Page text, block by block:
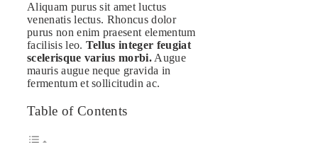
Aliquam purus sit amet luctus
venenatis lectus. Rhoncus dolor
purus non enim praesent elementum
facilisis leo. Tellus integer feugiat
scelerisque varius morbi. Augue
mauris augue neque gravida in
fermentum et sollicitudin ac.
Table of Contents